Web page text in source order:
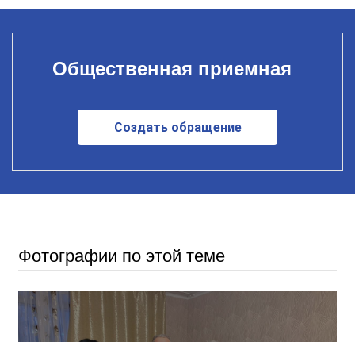
Общественная приемная
Создать обращение
Фотографии по этой теме